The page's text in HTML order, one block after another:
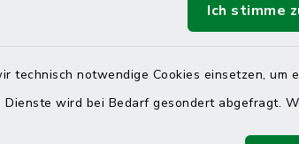
Ich stimme
technisch notwendige Cookies einsetzen,
Dienste wird bei Bedarf gesondert abgefragt.
Online-Terminvereinbarung
Haben Sie ein dringendes
keinen zeitnahen Termin?
Telefonnummer 04832